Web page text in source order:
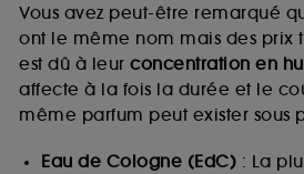
Vous avez peut-être remarqué
ont le même nom mais des prix
est dû à leur concentration en
affecte à la fois la durée et le
même parfum peut exister sous
Eau de Cologne (EdC) : La